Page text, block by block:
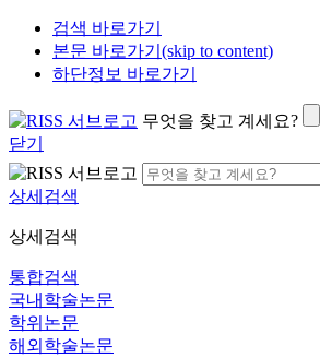
검색 바로가기
본문 바로가기(skip to content)
하단정보 바로가기
무엇을 찾고 계세요?
닫기
상세검색
상세검색
통합검색
국내학술논문
학위논문
해외학술논문